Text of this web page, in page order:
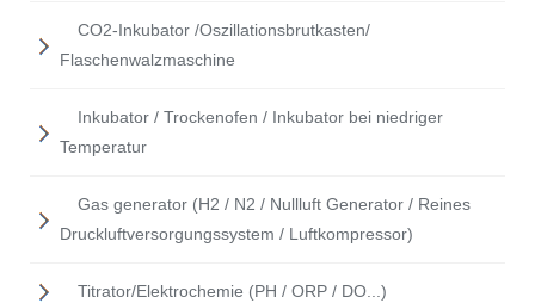
CO2-Inkubator /Oszillationsbrutkasten/
Flaschenwalzmaschine
Inkubator / Trockenofen / Inkubator bei niedriger
Temperatur
Gas generator (H2 / N2 / Nullluft Generator / Reines
Druckluftversorgungssystem / Luftkompressor)
Titrator/Elektrochemie (PH / ORP / DO...)